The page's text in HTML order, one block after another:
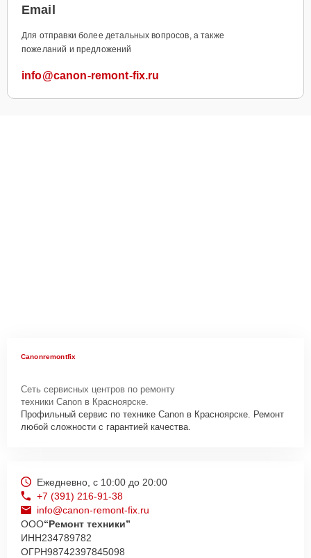
Email
Для отправки более детальных вопросов, а также
пожеланий и предложений
info@canon-remont-fix.ru
Canonremontfix
Сеть сервисных центров по ремонту
техники Canon в Красноярске.
Профильный сервис по технике Canon в Красноярске. Ремонт
любой сложности с гарантией качества.
Ежедневно, с 10:00 до 20:00
+7 (391) 216-91-38
info@canon-remont-fix.ru
ООО“Ремонт техники”
ИНН234789782
ОГРН98742397845098